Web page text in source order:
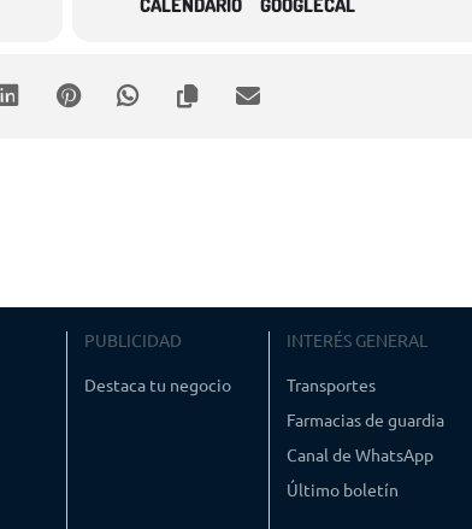
CALENDARIO GOOGLECAL
PUBLICIDAD
Destaca tu negocio
INTERÉS GENERAL
Transportes
Farmacias de guardia
Canal de WhatsApp
Último boletín